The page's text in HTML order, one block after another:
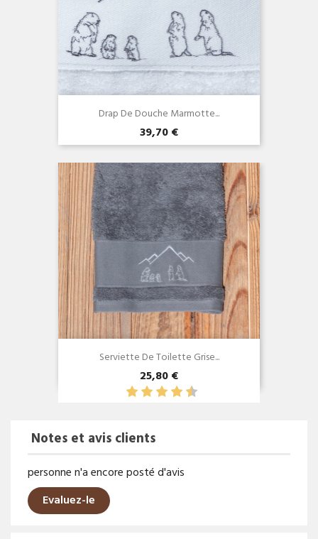
Drap De Douche Marmotte...
39,70 €
Aperçu rapide
Serviette De Toilette Grise...
25,80 €
Notes et avis clients
personne n'a encore posté d'avis
Evaluez-le